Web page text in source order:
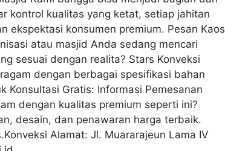
kontrol kualitas yang ketat, setiap jahitan
ekspektasi konsumen premium. Pesan Kaos
atau masjid Anda sedang mencari
sesuai dengan realita? Stars Konveksi
dengan berbagai spesifikasi bahan
Konsultasi Gratis: Informasi Pemesanan
dengan kualitas premium seperti ini?
desain, dan penawaran harga terbaik.
Alamat: Jl. Muararajeun Lama IV